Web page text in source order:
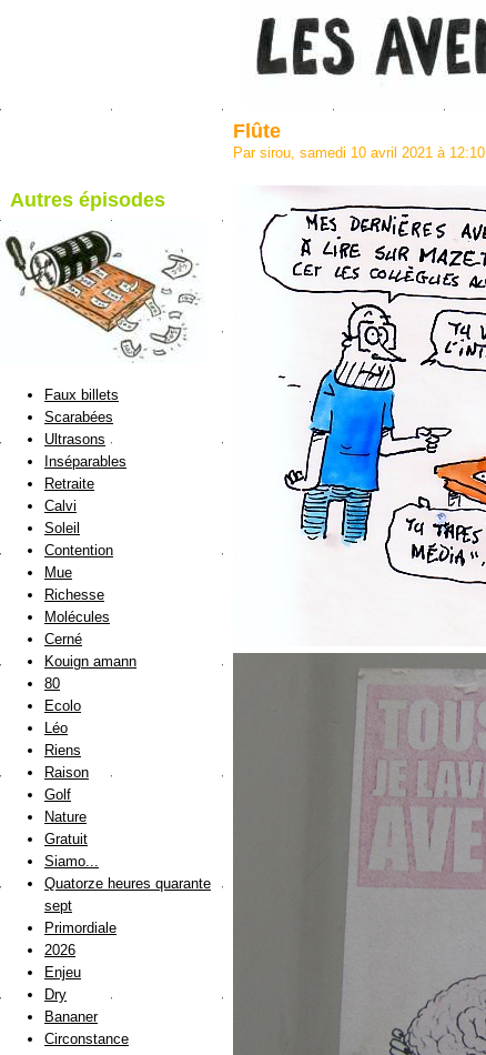
blog de Sirou
Flûte
Par sirou, samedi 10 avril 2021 à 12:10
Autres épisodes
Faux billets
Scarabées
Ultrasons
Inséparables
Retraite
Calvi
Soleil
Contention
Mue
Richesse
Molécules
Cerné
Kouign amann
80
Ecolo
Léo
Riens
Raison
Golf
Nature
Gratuit
Siamo...
Quatorze heures quarante
sept
Primordiale
2026
Enjeu
Dry
Bananer
Circonstance